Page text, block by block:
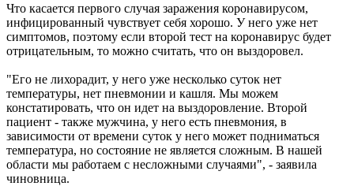
Что касается первого случая заражения коронавирусом,
инфицированный чувствует себя хорошо. У него уже нет
симптомов, поэтому если второй тест на коронавирус будет
отрицательным, то можно считать, что он выздоровел.
"Его не лихорадит, у него уже несколько суток нет
температуры, нет пневмонии и кашля. Мы можем
констатировать, что он идет на выздоровление. Второй
пациент - также мужчина, у него есть пневмония, в
зависимости от времени суток у него может подниматься
температура, но состояние не является сложным. В нашей
области мы работаем с несложными случаями", - заявила
чиновница.